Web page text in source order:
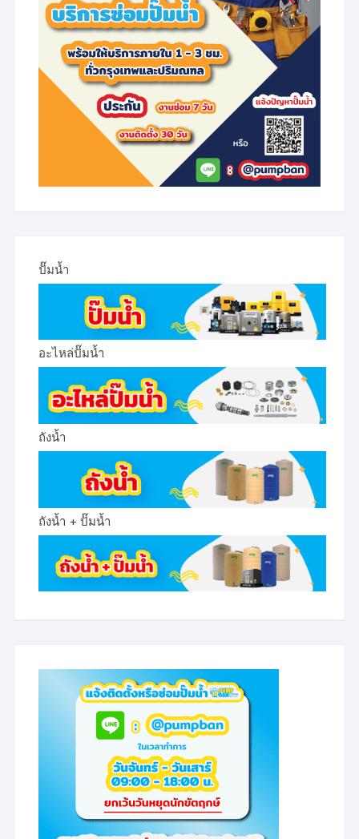
product
page
product
page
ปั๊มน้ำ
อะไหล่ปั๊มน้ำ
ถังน้ำ
ถังน้ำ + ปั๊มน้ำ